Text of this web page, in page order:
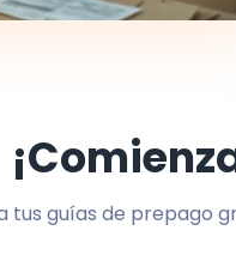
tus guías de prepago